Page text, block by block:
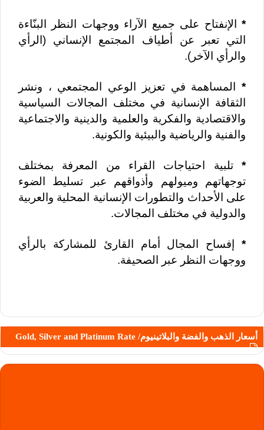
* الإنفتاح على جميع الآراء ووجهات النظر البنّاءة
التي تعبر عن أطياف المجتمع الإنساني (الرأي
والرأي الآخر).
* المساهمة في تعزيز الوعي المجتمعي ، ونشر
الثقافة الإنسانية في مختلف المجالات السياسية
والاقتصادية والفكرية والعلمية والدينية والاجتماعية
والفنية والرياضية والبيئية والكونية.
* تلبية احتياجات القراء من المعرفة بمختلف
توجهاتهم وميولهم وأذواقهم عبر تسليط الضوء
على الأحداث والتطورات الإنسانية المحلية والعربية
والدولية في مختلف المجالات.
* إفساح المجال أمام القارئ للمشاركة بالرأي
ووجهات النظر عبر الصحيفة.
أسعار الذهب والفضة والبلاتينيوم/ Gold, Silver and Platinum Rate